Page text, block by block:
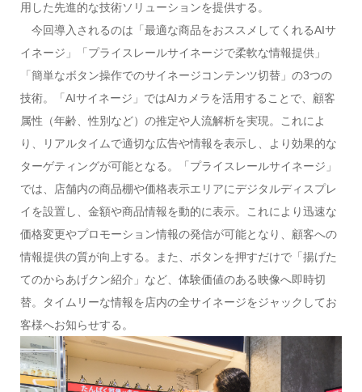
用した先進的な技術ソリューションを提供する。
今回導入されるのは「最適な商品をおススメしてくれるAIサ
イネージ」「プライスレールサイネージで柔軟な情報提供」
「簡単なボタン操作でのサイネージコンテンツ切替」の3つの
技術。「AIサイネージ」ではAIカメラを活用することで、顧客
属性（年齢、性別など）の推定や人流解析を実現。これによ
り、リアルタイムで適切な広告や情報を表示し、より効果的な
ターゲティングが可能となる。「プライスレールサイネージ」
では、店舗内の商品棚や価格表示エリアにデジタルディスプレ
イを設置し、金額や商品情報を動的に表示。これにより迅速な
価格変更やプロモーション情報の発信が可能となり、顧客への
情報提供の質が向上する。また、ボタンを押すだけで「揚げた
てのからあげクン紹介」など、体験価値のある映像へ即時切
替。タイムリーな情報を店内の全サイネージをジャックしてお
客様へお知らせする。